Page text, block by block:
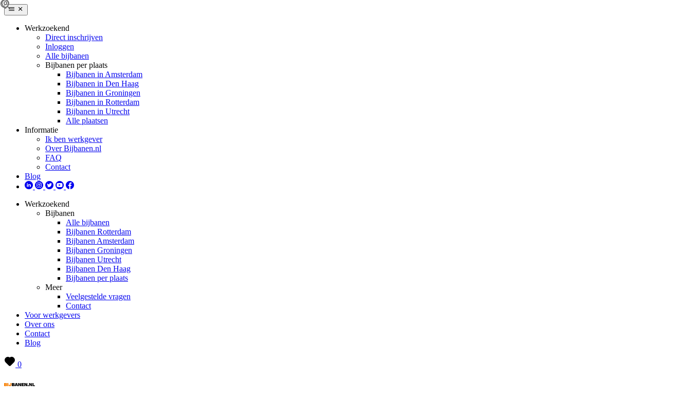
Werkzoekend
Direct inschrijven
Inloggen
Alle bijbanen
Bijbanen per plaats
Bijbanen in Amsterdam
Bijbanen in Den Haag
Bijbanen in Groningen
Bijbanen in Rotterdam
Bijbanen in Utrecht
Alle plaatsen
Informatie
Ik ben werkgever
Over Bijbanen.nl
FAQ
Contact
Blog
Werkzoekend
Bijbanen
Alle bijbanen
Bijbanen Rotterdam
Bijbanen Amsterdam
Bijbanen Groningen
Bijbanen Utrecht
Bijbanen Den Haag
Bijbanen per plaats
Meer
Veelgestelde vragen
Contact
Voor werkgevers
Over ons
Contact
Blog
0